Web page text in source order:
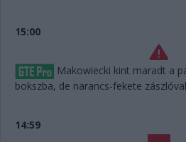
15:00
Makowiecki kint maradt a
bokszba, de narancs-fekete
14:59